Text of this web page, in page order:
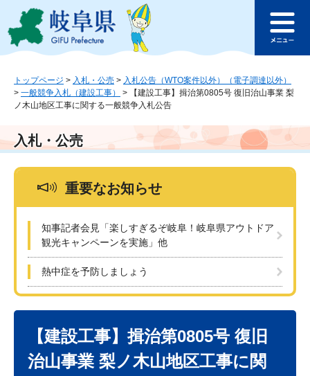
ジ
ュ
本
文
このページの本文へ
ュ
トップページ > 入札・公売 > 入札公告（WTO案件以外）（電子調達以外）
> 一般競争入札（建設工事） >
【建設工事】揖治第0805号 復旧治山事業 梨
ノ木山地区工事に関する一般競争入札公告
入札・公売
重要なお知らせ
知事記者会見「楽しすぎるぞ岐阜！岐阜県アウトドア
観光キャンペーンを実施」他
熱中症を予防しましょう
【建設工事】揖治第0805号 復旧
治山事業 梨ノ木山地区工事に関